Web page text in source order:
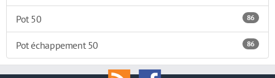
86
Pot 50
86
Pot échappement 50